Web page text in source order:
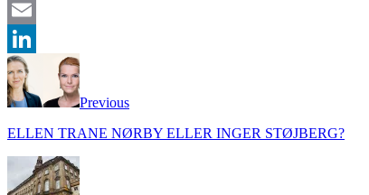
Twitter
Email
LinkedIn
Previous
ELLEN TRANE NØRBY ELLER INGER STØJBERG?